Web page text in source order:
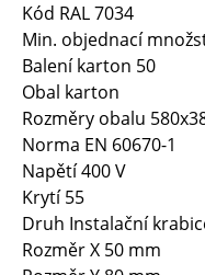
Kód RAL7034
Min. objednací
Balení karton 50
Obal karton
Rozměry obalu
Norma EN 60670-1
Napětí400 V
Krytí 55
Druh Instalační
Rozměr X 50 mm